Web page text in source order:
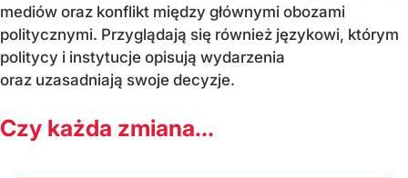
mediów oraz konflikt między głównymi obozami
politycznymi. Przyglądają się również językowi, którym
politycy i instytucje opisują wydarzenia
oraz uzasadniają swoje decyzje.
Czy każda zmiana...